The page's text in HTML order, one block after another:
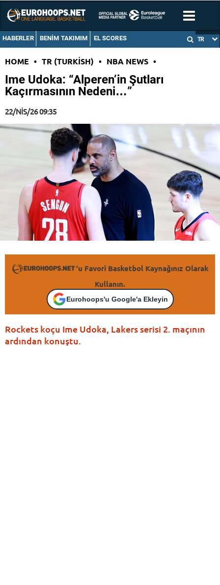
HABERLER BENIM TAKIMIM EL SCORES TR
HOME • TR (TURKISH) • NBA NEWS •
Ime Udoka: “Alperen’in Şutları
Kaçırmasının Nedeni…”
22/NIS/26 09:35
'u Favori Basketbol Kaynağınız Olarak
Kullanın.
Eurohoops'u Google'a Ekleyin
Rockets koçu Ime Udoka, Lakers serisi 2. maçının
ardından konuştu.